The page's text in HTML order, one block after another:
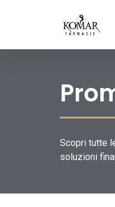
Scopri tutte
soluzioni